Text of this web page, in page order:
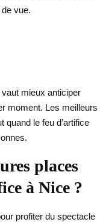
vue.
mieux anticiper
moment. Les meilleurs
le feu d’artifice
places
à Nice ?
profiter du spectacle